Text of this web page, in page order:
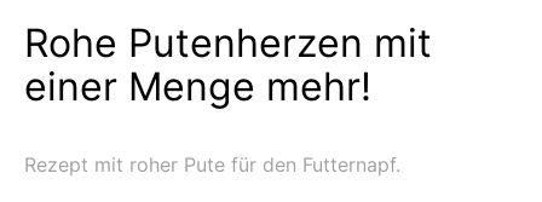
Rohe Putenherzen mit
einer Menge mehr!
Rezept mit roher Pute für den Futternapf.